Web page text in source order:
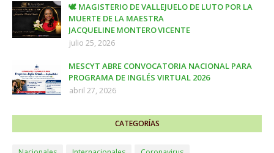
🕊️ MAGISTERIO DE VALLEJUELO DE LUTO POR LA
MUERTE DE LA MAESTRA
JACQUELINE MONTERO VICENTE
julio 25, 2026
MESCYT ABRE CONVOCATORIA NACIONAL PARA
PROGRAMA DE INGLÉS VIRTUAL 2026
abril 27, 2026
CATEGORÍAS